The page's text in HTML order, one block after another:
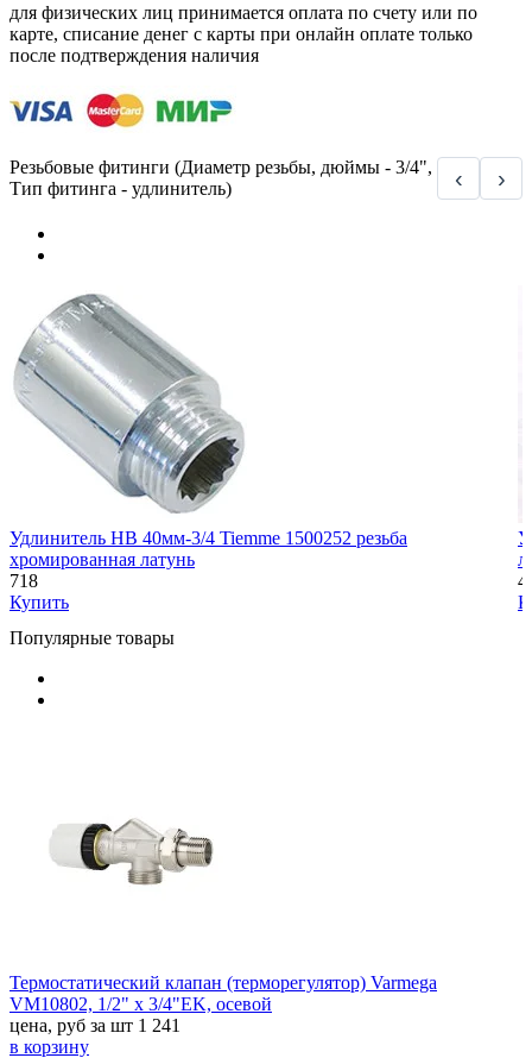
для физических лиц принимается оплата по счету или по
карте, списание денег с карты при онлайн оплате только
после подтверждения наличия
Резьбовые фитинги (Диаметр резьбы, дюймы - 3/4",
Тип фитинга - удлинитель)
‹ ›
Удлинитель НВ 40мм-3/4 Tiemme 1500252 резьба
хромированная латунь
718
Купить
Популярные товары
Термостатический клапан (терморегулятор) Varmega
VM10802, 1/2" x 3/4"EK, осевой
цена, руб за шт 1 241
в корзину